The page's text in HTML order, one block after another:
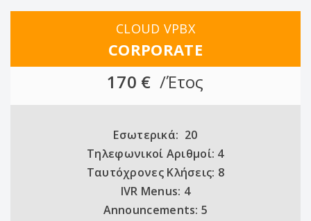
CLOUD VPBX
CORPORATE
170 €/Έτος
Εσωτερικά: 20
Τηλεφωνικοί Αριθμοί: 4
Ταυτόχρονες Κλήσεις: 8
IVR Menus: 4
Announcements: 5